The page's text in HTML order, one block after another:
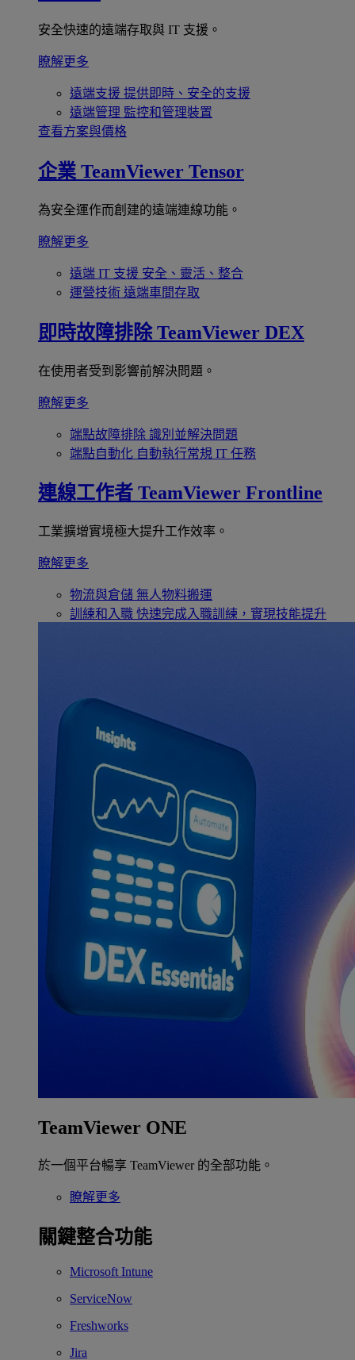
安全快速的遠端存取與 IT 支援。
瞭解更多
遠端支援 提供即時、安全的支援
遠端管理 監控和管理裝置
查看方案與價格
企業 TeamViewer Tensor
為安全運作而創建的遠端連線功能。
瞭解更多
遠端 IT 支援 安全、靈活、整合
運營技術 遠端車間存取
即時故障排除 TeamViewer DEX
在使用者受到影響前解決問題。
瞭解更多
端點故障排除 識別並解決問題
端點自動化 自動執行常規 IT 任務
連線工作者 TeamViewer Frontline
工業擴增實境極大提升工作效率。
瞭解更多
物流與倉儲 無人物料搬運
訓練和入職 快速完成入職訓練，實現技能提升
TeamViewer ONE
於一個平台暢享 TeamViewer 的全部功能。
瞭解更多
關鍵整合功能
Microsoft Intune
ServiceNow
Freshworks
Jira